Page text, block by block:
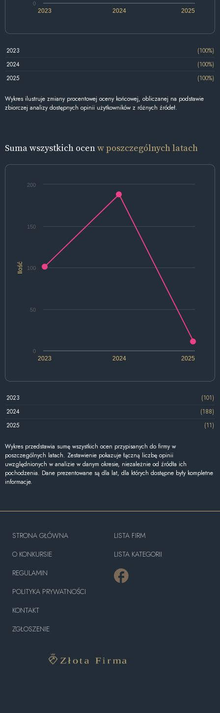
2023 2024 2025
0
2023
(100%)
2024
(100%)
2025
(100%)
Wykres ilustruje zmiany procentowej oceny końcowej, obliczanej na podstawie
zbiorczej analizy dostępnych opinii użytkowników z różnych źródeł.
Suma wszystkich ocenw poszczególnych latach
Ilość
2023 2024 2025
0
50
100
150
200
2023
(101)
2024
(188)
2025
(11)
Wykres przedstawia sumę wszystkich ocen przypisanych do firmy w
poszczególnych latach. Zestawienie pokazuje łączną liczbę opinii
uwzględnionych w analizie w danym okresie, niezależnie od źródła ich
pochodzenia. Dane prezentowane są dla lat, dla których dostępne były kompletne
informacje.
STRONA GŁÓWNA
O KONKURSIE
REGULAMIN
POLITYKA PRYWATNOŚCI
KONTAKT
ZGŁOSZENIE
LISTA FIRM
LISTA KATEGORII